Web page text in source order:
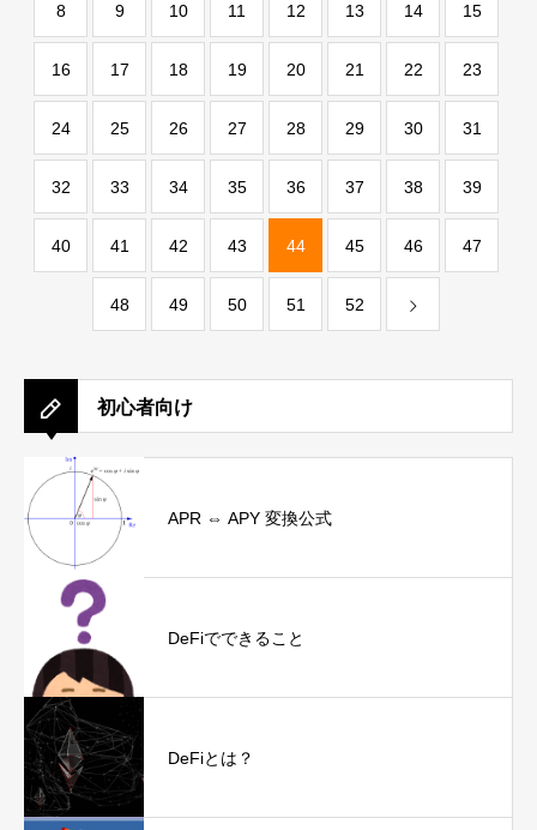
8 9 10 11 12 13 14 15
16 17 18 19 20 21 22 23
24 25 26 27 28 29 30 31
32 33 34 35 36 37 38 39
40 41 42 43 44 45 46 47
48 49 50 51 52
初心者向け
APR ⇔ APY 変換公式
DeFiでできること
DeFiとは？